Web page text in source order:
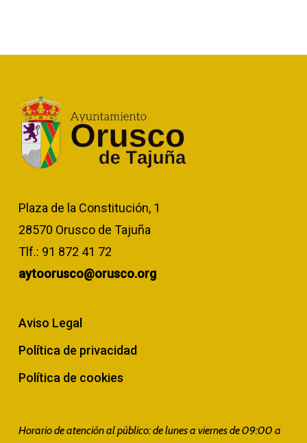
Plaza de la Constitución, 1
28570 Orusco de Tajuña
Tlf.: 91 872 41 72
aytoorusco@orusco.org
Aviso Legal
Política de privacidad
Política de cookies
Horario de atención al público: de lunes a viernes de 09:00 a